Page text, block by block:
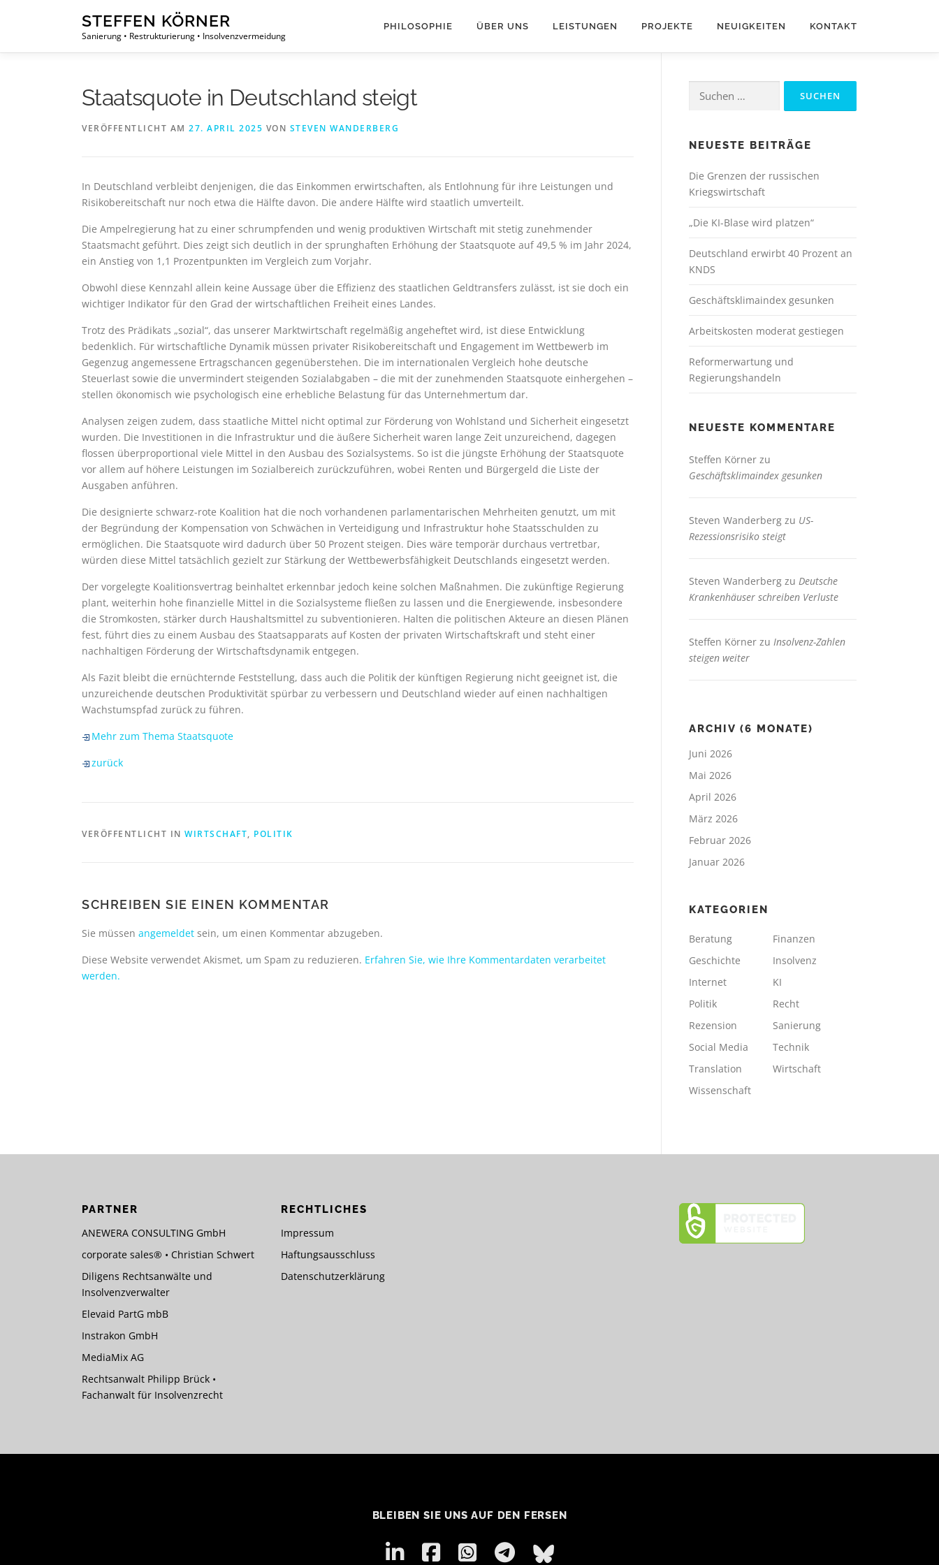
STEFFEN KÖRNER
Sanierung • Restrukturierung • Insolvenzvermeidung
PHILOSOPHIE ÜBER UNS LEISTUNGEN PROJEKTE NEUIGKEITEN KONTAKT
Staatsquote in Deutschland steigt
VERÖFFENTLICHT AM 27. APRIL 2025 VON STEVEN WANDERBERG
In Deutschland verbleibt denjenigen, die das Einkommen erwirtschaften, als Entlohnung für ihre Leistungen und
Risikobereitschaft nur noch etwa die Hälfte davon. Die andere Hälfte wird staatlich umverteilt.
Die Ampelregierung hat zu einer schrumpfenden und wenig produktiven Wirtschaft mit stetig zunehmender
Staatsmacht geführt. Dies zeigt sich deutlich in der sprunghaften Erhöhung der Staatsquote auf 49,5 % im Jahr 2024,
ein Anstieg von 1,1 Prozentpunkten im Vergleich zum Vorjahr.
Obwohl diese Kennzahl allein keine Aussage über die Effizienz des staatlichen Geldtransfers zulässt, ist sie doch ein
wichtiger Indikator für den Grad der wirtschaftlichen Freiheit eines Landes.
Trotz des Prädikats „sozial“, das unserer Marktwirtschaft regelmäßig angeheftet wird, ist diese Entwicklung
bedenklich. Für wirtschaftliche Dynamik müssen privater Risikobereitschaft und Engagement im Wettbewerb im
Gegenzug angemessene Ertragschancen gegenüberstehen. Die im internationalen Vergleich hohe deutsche
Steuerlast sowie die unvermindert steigenden Sozialabgaben – die mit der zunehmenden Staatsquote einhergehen –
stellen ökonomisch wie psychologisch eine erhebliche Belastung für das Unternehmertum dar.
Analysen zeigen zudem, dass staatliche Mittel nicht optimal zur Förderung von Wohlstand und Sicherheit eingesetzt
wurden. Die Investitionen in die Infrastruktur und die äußere Sicherheit waren lange Zeit unzureichend, dagegen
flossen überproportional viele Mittel in den Ausbau des Sozialsystems. So ist die jüngste Erhöhung der Staatsquote
vor allem auf höhere Leistungen im Sozialbereich zurückzuführen, wobei Renten und Bürgergeld die Liste der
Ausgaben anführen.
Die designierte schwarz-rote Koalition hat die noch vorhandenen parlamentarischen Mehrheiten genutzt, um mit
der Begründung der Kompensation von Schwächen in Verteidigung und Infrastruktur hohe Staatsschulden zu
ermöglichen. Die Staatsquote wird dadurch über 50 Prozent steigen. Dies wäre temporär durchaus vertretbar,
würden diese Mittel tatsächlich gezielt zur Stärkung der Wettbewerbsfähigkeit Deutschlands eingesetzt werden.
Der vorgelegte Koalitionsvertrag beinhaltet erkennbar jedoch keine solchen Maßnahmen. Die zukünftige Regierung
plant, weiterhin hohe finanzielle Mittel in die Sozialsysteme fließen zu lassen und die Energiewende, insbesondere
die Stromkosten, stärker durch Haushaltsmittel zu subventionieren. Halten die politischen Akteure an diesen Plänen
fest, führt dies zu einem Ausbau des Staatsapparats auf Kosten der privaten Wirtschaftskraft und steht einer
nachhaltigen Förderung der Wirtschaftsdynamik entgegen.
Als Fazit bleibt die ernüchternde Feststellung, dass auch die Politik der künftigen Regierung nicht geeignet ist, die
unzureichende deutschen Produktivität spürbar zu verbessern und Deutschland wieder auf einen nachhaltigen
Wachstumspfad zurück zu führen.
Mehr zum Thema Staatsquote
zurück
VERÖFFENTLICHT IN WIRTSCHAFT, POLITIK
SCHREIBEN SIE EINEN KOMMENTAR
Sie müssen angemeldet sein, um einen Kommentar abzugeben.
Diese Website verwendet Akismet, um Spam zu reduzieren. Erfahren Sie, wie Ihre Kommentardaten verarbeitet
werden.
Suchen
nach:
NEUESTE BEITRÄGE
Die Grenzen der russischen
Kriegswirtschaft
„Die KI-Blase wird platzen“
Deutschland erwirbt 40 Prozent an
KNDS
Geschäftsklimaindex gesunken
Arbeitskosten moderat gestiegen
Reformerwartung und
Regierungshandeln
NEUESTE KOMMENTARE
Steffen Körner zu
Geschäftsklimaindex gesunken
Steven Wanderberg zu US-
Rezessionsrisiko steigt
Steven Wanderberg zu Deutsche
Krankenhäuser schreiben Verluste
Steffen Körner zu Insolvenz-Zahlen
steigen weiter
ARCHIV (6 MONATE)
Juni 2026
Mai 2026
April 2026
März 2026
Februar 2026
Januar 2026
KATEGORIEN
Beratung
Finanzen
Geschichte
Insolvenz
Internet
KI
Politik
Recht
Rezension
Sanierung
Social Media
Technik
Translation
Wirtschaft
Wissenschaft
PARTNER
ANEWERA CONSULTING GmbH
corporate sales® • Christian Schwert
Diligens Rechtsanwälte und
Insolvenzverwalter
Elevaid PartG mbB
Instrakon GmbH
MediaMix AG
Rechtsanwalt Philipp Brück •
Fachanwalt für Insolvenzrecht
RECHTLICHES
Impressum
Haftungsausschluss
Datenschutzerklärung
BLEIBEN SIE UNS AUF DEN FERSEN